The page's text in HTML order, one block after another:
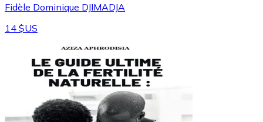
Fidèle Dominique DJIMADJA
14 $US